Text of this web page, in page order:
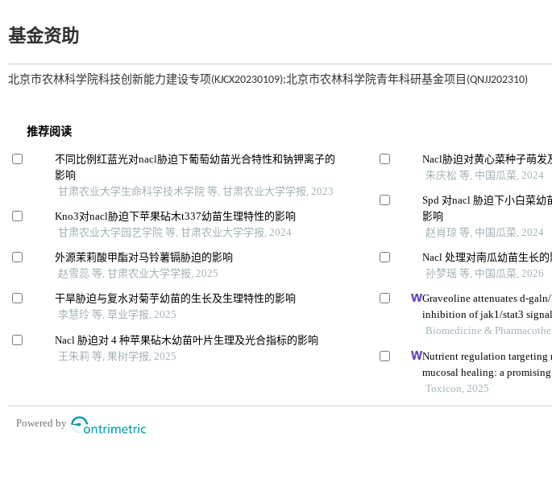
基金资助
北京市农林科学院科技创新能力建设专项(KJCX20230109);北京市农林科学院青年科研基金项目(QNJJ202310)